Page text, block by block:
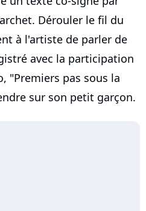
Dérouler le fil du
à l'artiste de parler de
avec la participation
"Premiers pas sous la
sur son petit garçon.